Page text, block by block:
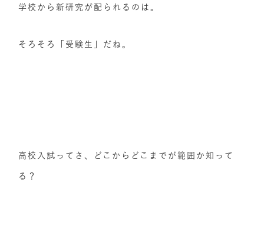
学校から新研究が配られるのは。
そろそろ「受験生」だね。
高校入試ってさ、どこからどこまでが範囲か知って
る？